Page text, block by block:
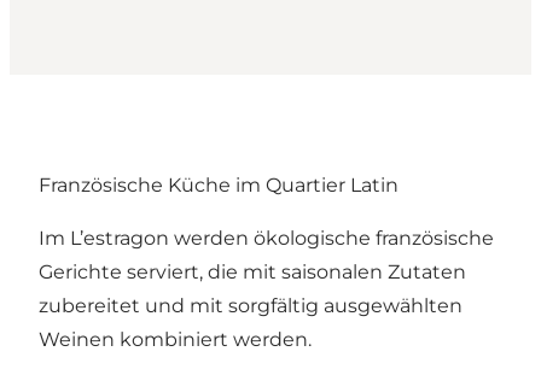
Französische Küche im Quartier Latin
Im L’estragon werden ökologische französische
Gerichte serviert, die mit saisonalen Zutaten
zubereitet und mit sorgfältig ausgewählten
Weinen kombiniert werden.